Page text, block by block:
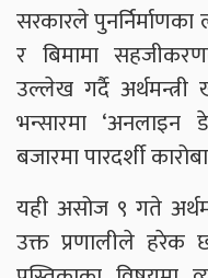
सरकारले
र बिमामा
उल्लेख गर्दै
भन्सारमा ‘अनलाइन
बजारमा पारदर्शी
यही असोज ९ गते
उक्त प्रणालीले हरेक छ